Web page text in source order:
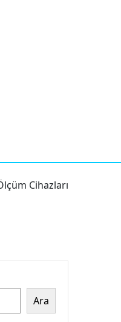
Cihazları
Ara